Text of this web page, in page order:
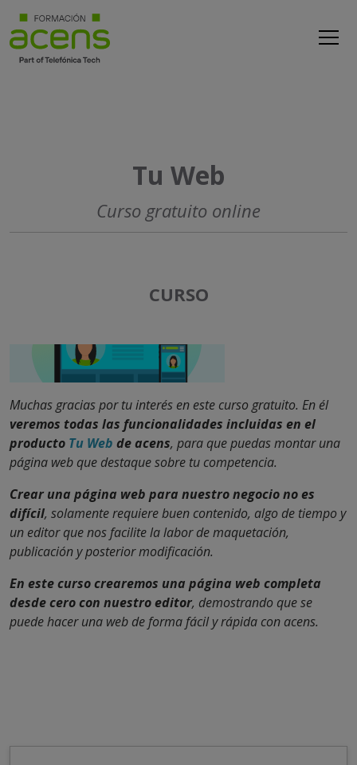
Tu Web
Curso gratuito online
CURSO
Muchas gracias por tu interés en este curso gratuito. En él
veremos todas las funcionalidades incluidas en el
producto Tu Web de acens, para que puedas montar una
página web que destaque sobre tu competencia.
Crear una página web para nuestro negocio no es
difícil, solamente requiere buen contenido, algo de tiempo y
un editor que nos facilite la labor de maquetación,
publicación y posterior modificación.
En este curso crearemos una página web completa
desde cero con nuestro editor, demostrando que se
puede hacer una web de forma fácil y rápida con acens.